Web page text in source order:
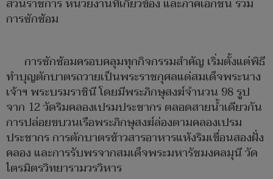
ส่วนราชการ หน่วยงานที่เกี่ยวข้อง และภาคเอกชน ร่วม
การซักซ้อม
การซักซ้อมครอบคลุมทุกกิจกรรมสำคัญ เริ่มตั้งแต่พิธี
ทำบุญตักบาตรถวายเป็นพระราชกุศลแด่สมเด็จพระนาง
เจ้าฯ พระบรมราชินี โดยมีพระภิกษุสงฆ์จำนวน 98 รูป
จาก 12 วัดริมคลองเปรมประชากร ตลอดสายน้ำเดียวกัน
การปล่อยขบวนเรือพระภิกษุสงฆ์ล่องตามคลองเปรม
ประชากร การตักบาตรข้าวสารอาหารแห้งริมเขื่อนสองฝั่ง
คลอง และการรับพรจากสมเด็จพระมหารัชมงคลมุนี วัด
ไตรมิตรวิทยารามวรวิหาร